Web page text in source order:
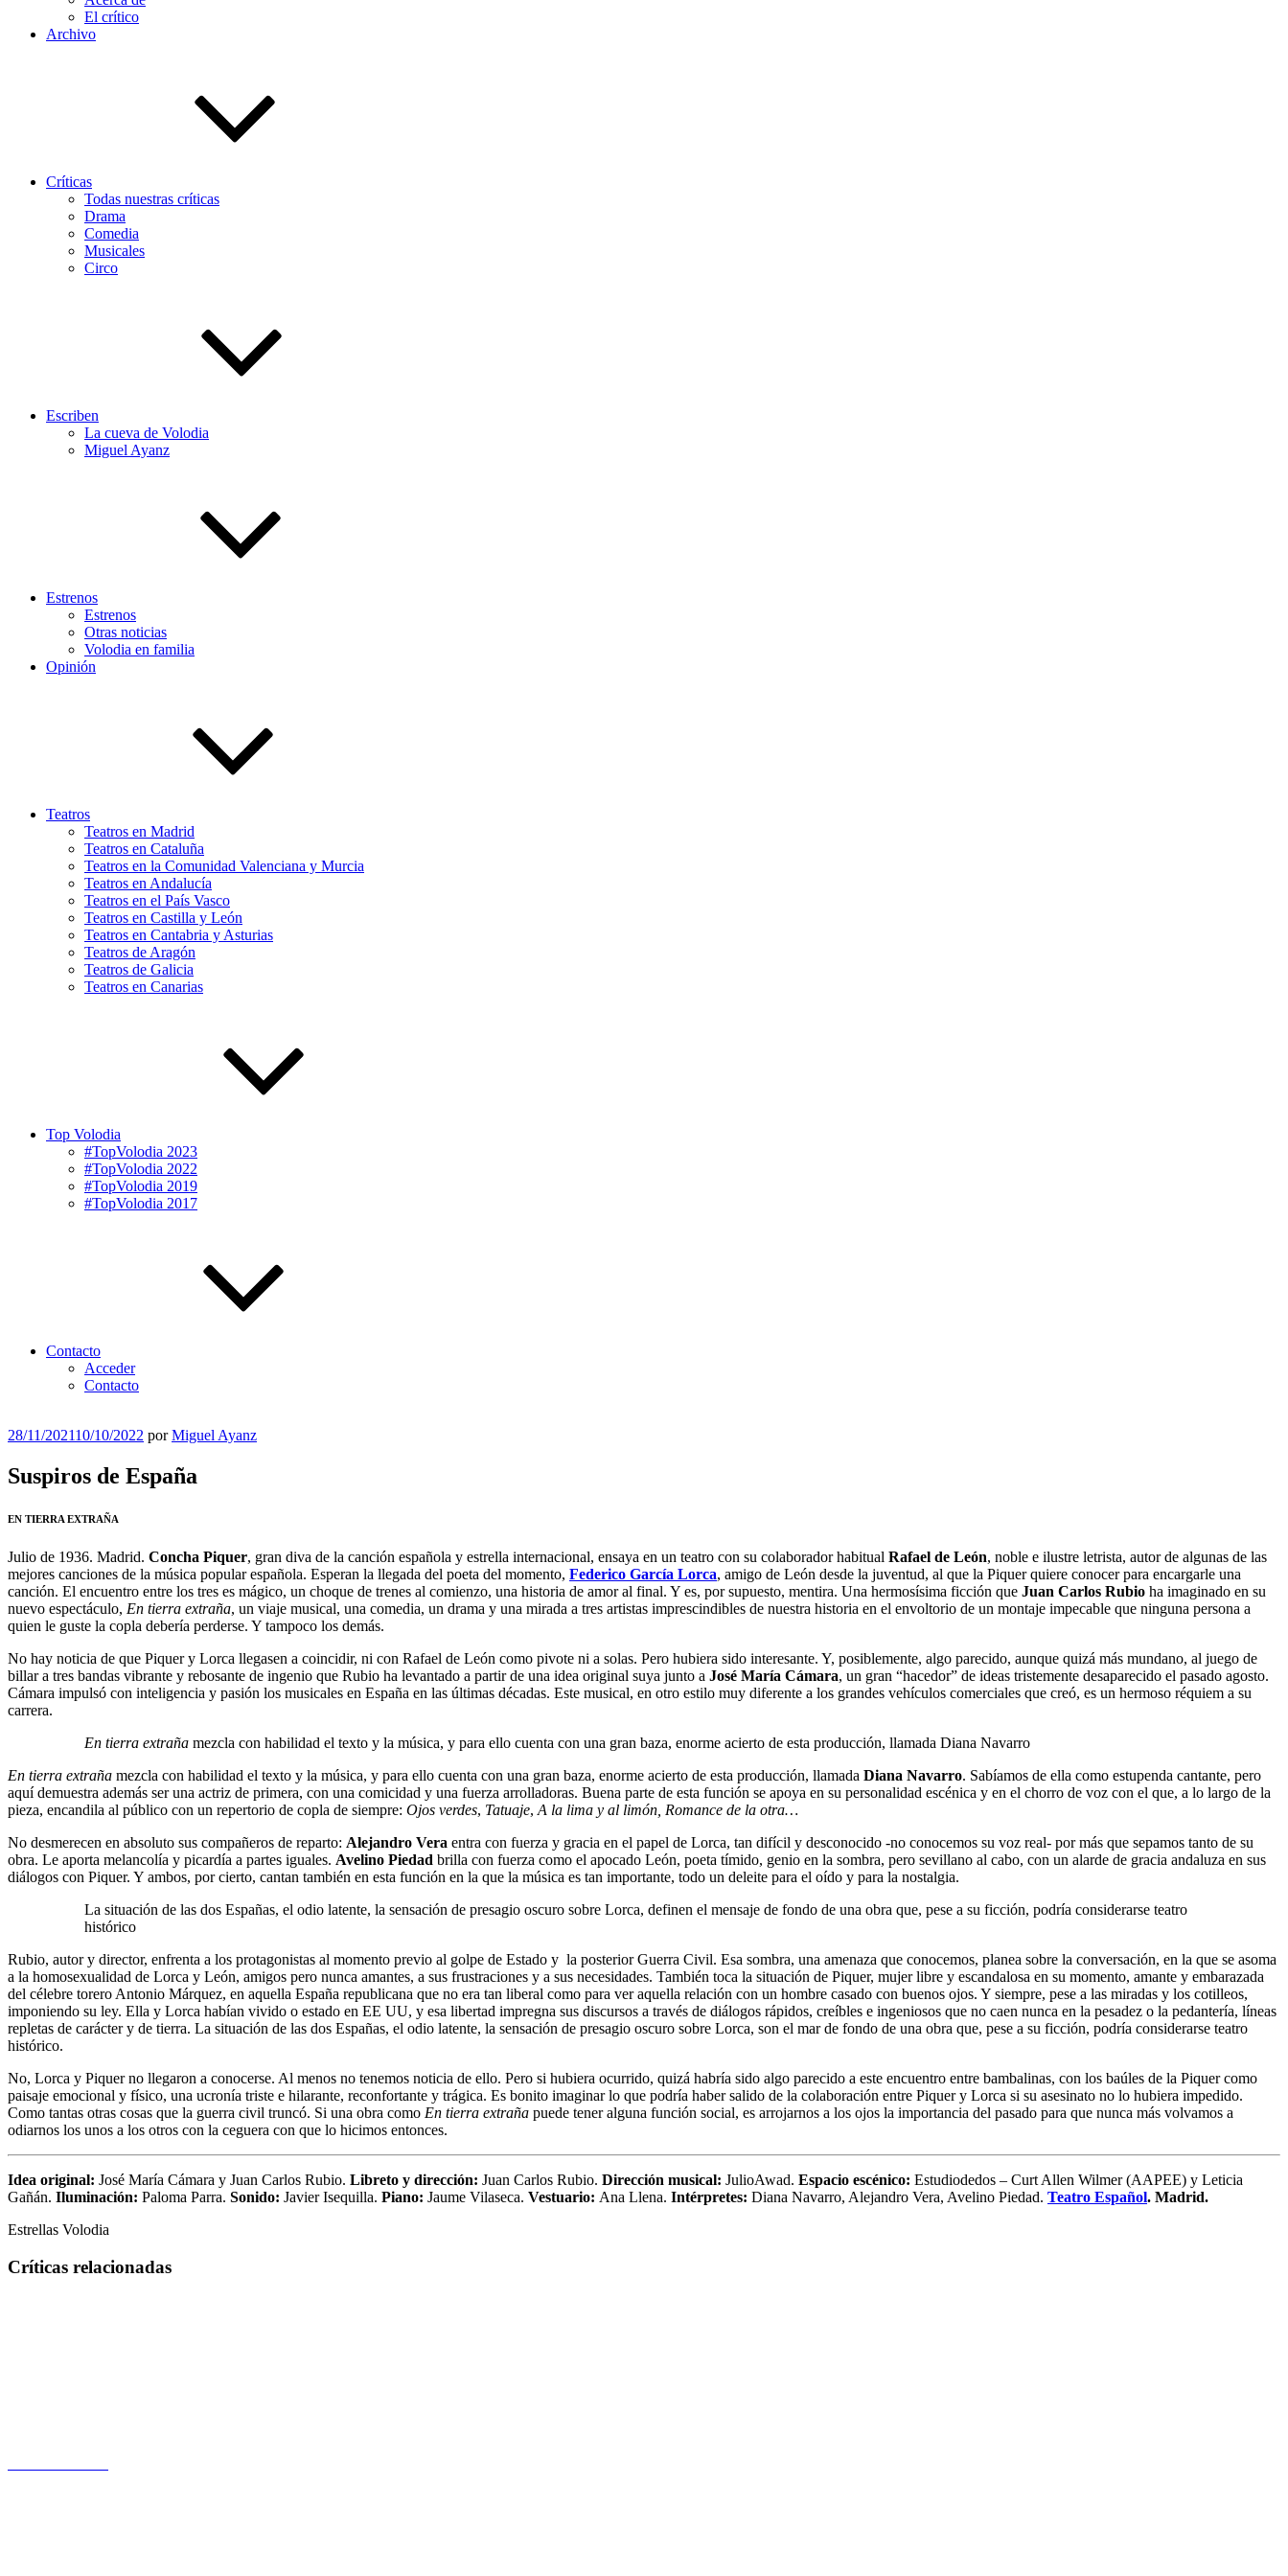
El crítico
Archivo
Críticas
Todas nuestras críticas
Drama
Comedia
Musicales
Circo
Escriben
La cueva de Volodia
Miguel Ayanz
Estrenos
Estrenos
Otras noticias
Volodia en familia
Opinión
Teatros
Teatros en Madrid
Teatros en Cataluña
Teatros en la Comunidad Valenciana y Murcia
Teatros en Andalucía
Teatros en el País Vasco
Teatros en Castilla y León
Teatros en Cantabria y Asturias
Teatros de Aragón
Teatros de Galicia
Teatros en Canarias
Top Volodia
#TopVolodia 2023
#TopVolodia 2022
#TopVolodia 2019
#TopVolodia 2017
Contacto
Acceder
Contacto
Publicado
28/11/202110/10/2022 porMiguel Ayanz
Suspiros de España
EN TIERRA EXTRAÑA
Julio de 1936. Madrid. Concha Piquer, gran diva de la canción española y estrella internacional, ensaya en un teatro con su colaborador habitual Rafael de León, noble e ilustre letrista, autor de algunas de las
mejores canciones de la música popular española. Esperan la llegada del poeta del momento, Federico García Lorca, amigo de León desde la juventud, al que la Piquer quiere conocer para encargarle una
canción. El encuentro entre los tres es mágico, un choque de trenes al comienzo, una historia de amor al final. Y es, por supuesto, mentira. Una hermosísima ficción que Juan Carlos Rubio ha imaginado en su
nuevo espectáculo, En tierra extraña, un viaje musical, una comedia, un drama y una mirada a tres artistas imprescindibles de nuestra historia en el envoltorio de un montaje impecable que ninguna persona a
quien le guste la copla debería perderse. Y tampoco los demás.
No hay noticia de que Piquer y Lorca llegasen a coincidir, ni con Rafael de León como pivote ni a solas. Pero hubiera sido interesante. Y, posiblemente, algo parecido, aunque quizá más mundano, al juego de
billar a tres bandas vibrante y rebosante de ingenio que Rubio ha levantado a partir de una idea original suya junto a José María Cámara, un gran “hacedor” de ideas tristemente desaparecido el pasado agosto.
Cámara impulsó con inteligencia y pasión los musicales en España en las últimas décadas. Este musical, en otro estilo muy diferente a los grandes vehículos comerciales que creó, es un hermoso réquiem a su
carrera.
En tierra extraña mezcla con habilidad el texto y la música, y para ello cuenta con una gran baza, enorme acierto de esta producción, llamada Diana Navarro
En tierra extraña mezcla con habilidad el texto y la música, y para ello cuenta con una gran baza, enorme acierto de esta producción, llamada Diana Navarro. Sabíamos de ella como estupenda cantante, pero
aquí demuestra además ser una actriz de primera, con una comicidad y una fuerza arrolladoras. Buena parte de esta función se apoya en su personalidad escénica y en el chorro de voz con el que, a lo largo de la
pieza, encandila al público con un repertorio de copla de siempre: Ojos verdes, Tatuaje, A la lima y al limón, Romance de la otra…
No desmerecen en absoluto sus compañeros de reparto: Alejandro Vera entra con fuerza y gracia en el papel de Lorca, tan difícil y desconocido -no conocemos su voz real- por más que sepamos tanto de su
obra. Le aporta melancolía y picardía a partes iguales. Avelino Piedad brilla con fuerza como el apocado León, poeta tímido, genio en la sombra, pero sevillano al cabo, con un alarde de gracia andaluza en sus
diálogos con Piquer. Y ambos, por cierto, cantan también en esta función en la que la música es tan importante, todo un deleite para el oído y para la nostalgia.
La situación de las dos Españas, el odio latente, la sensación de presagio oscuro sobre Lorca, definen el mensaje de fondo de una obra que, pese a su ficción, podría considerarse teatro
histórico
Rubio, autor y director, enfrenta a los protagonistas al momento previo al golpe de Estado y la posterior Guerra Civil. Esa sombra, una amenaza que conocemos, planea sobre la conversación, en la que se asoma
a la homosexualidad de Lorca y León, amigos pero nunca amantes, a sus frustraciones y a sus necesidades. También toca la situación de Piquer, mujer libre y escandalosa en su momento, amante y embarazada
del célebre torero Antonio Márquez, en aquella España republicana que no era tan liberal como para ver aquella relación con un hombre casado con buenos ojos. Y siempre, pese a las miradas y los cotilleos,
imponiendo su ley. Ella y Lorca habían vivido o estado en EE UU, y esa libertad impregna sus discursos a través de diálogos rápidos, creíbles e ingeniosos que no caen nunca en la pesadez o la pedantería, líneas
repletas de carácter y de tierra. La situación de las dos Españas, el odio latente, la sensación de presagio oscuro sobre Lorca, son el mar de fondo de una obra que, pese a su ficción, podría considerarse teatro
histórico.
No, Lorca y Piquer no llegaron a conocerse. Al menos no tenemos noticia de ello. Pero si hubiera ocurrido, quizá habría sido algo parecido a este encuentro entre bambalinas, con los baúles de la Piquer como
paisaje emocional y físico, una ucronía triste e hilarante, reconfortante y trágica. Es bonito imaginar lo que podría haber salido de la colaboración entre Piquer y Lorca si su asesinato no lo hubiera impedido.
Como tantas otras cosas que la guerra civil truncó. Si una obra como En tierra extraña puede tener alguna función social, es arrojarnos a los ojos la importancia del pasado para que nunca más volvamos a
odiarnos los unos a los otros con la ceguera con que lo hicimos entonces.
Idea original: José María Cámara y Juan Carlos Rubio. Libreto y dirección: Juan Carlos Rubio. Dirección musical: JulioAwad. Espacio escénico: Estudiodedos – Curt Allen Wilmer (AAPEE) y Leticia
Gañán. Iluminación: Paloma Parra. Sonido: Javier Isequilla. Piano: Jaume Vilaseca. Vestuario: Ana Llena. Intérpretes: Diana Navarro, Alejandro Vera, Avelino Piedad. Teatro Español. Madrid.
Estrellas Volodia
Críticas relacionadas